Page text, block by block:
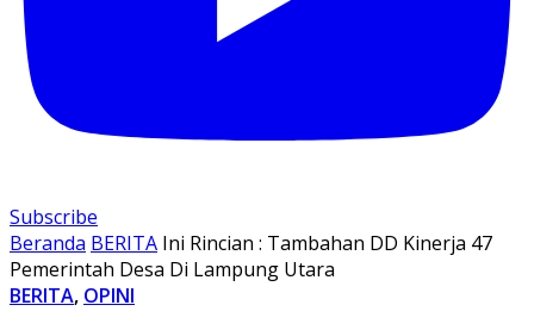
Subscribe
Beranda BERITA Ini Rincian : Tambahan DD Kinerja 47
Pemerintah Desa Di Lampung Utara
BERITA, OPINI